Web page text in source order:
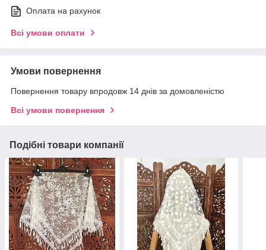
Оплата на рахунок
Всі умови оплати
Умови повернення
Повернення товару впродовж 14 днів за домовленістю
Всі умови повернення
Подібні товари компанії